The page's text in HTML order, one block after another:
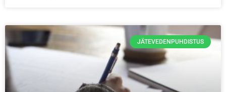
JÄTEVEDENPUHDISTUS